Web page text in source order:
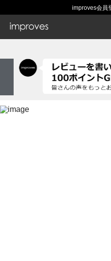
improves会員